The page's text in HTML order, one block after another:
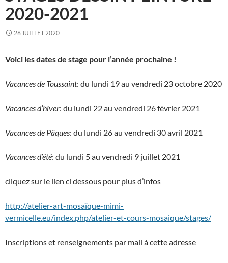
2020-2021
26 JUILLET 2020
Voici les dates de stage pour l’année prochaine !
Vacances de Toussaint: du lundi 19 au vendredi 23 octobre 2020
Vacances d’hiver: du lundi 22 au vendredi 26 février 2021
Vacances de Pâques: du lundi 26 au vendredi 30 avril 2021
Vacances d’été: du lundi 5 au vendredi 9 juillet 2021
cliquez sur le lien ci dessous pour plus d’infos
http://atelier-art-mosaïque-mimi-
vermicelle.eu/index.php/atelier-et-cours-mosaique/stages/
Inscriptions et renseignements par mail à cette adresse